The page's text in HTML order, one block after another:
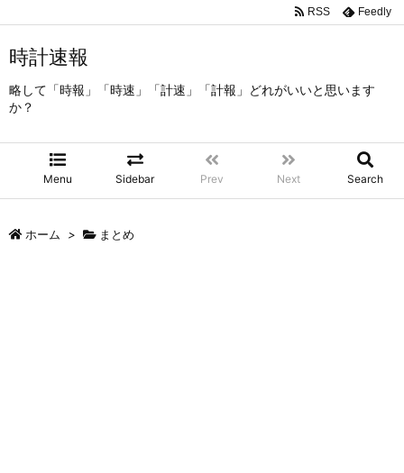
時計速報
略して「時報」「時速」「計速」「計報」どれがいいと思います
か？
Menu Sidebar Prev Next Search
RSS Feedly
ホーム > まとめ